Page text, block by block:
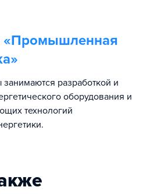
Промышленная
»
разработкой и
оборудования и
технологий